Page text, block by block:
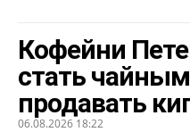
Кофейни
стать
продавать
06.08.2026 18:22